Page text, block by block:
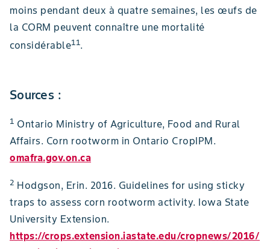
moins pendant deux à quatre semaines, les œufs de
la CORM peuvent connaître une mortalité
considérable11.
Sources :
1 Ontario Ministry of Agriculture, Food and Rural
Affairs. Corn rootworm in Ontario CropIPM.
omafra.gov.on.ca
2 Hodgson, Erin. 2016. Guidelines for using sticky
traps to assess corn rootworm activity. Iowa State
University Extension.
https://crops.extension.iastate.edu/cropnews/2016/